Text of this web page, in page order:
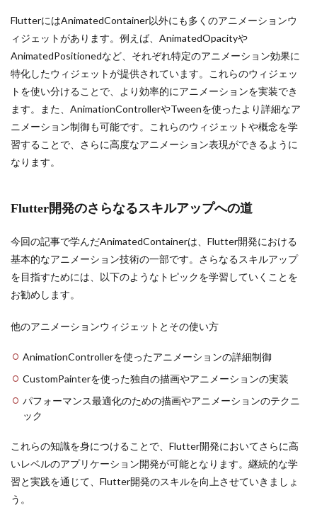
FlutterにはAnimatedContainer以外にも多くのアニメーションウ
ィジェットがあります。例えば、AnimatedOpacityや
AnimatedPositionedなど、それぞれ特定のアニメーション効果に
特化したウィジェットが提供されています。これらのウィジェッ
トを使い分けることで、より効率的にアニメーションを実装でき
ます。また、AnimationControllerやTweenを使ったより詳細なア
ニメーション制御も可能です。これらのウィジェットや概念を学
習することで、さらに高度なアニメーション表現ができるように
なります。
Flutter開発のさらなるスキルアップへの道
今回の記事で学んだAnimatedContainerは、Flutter開発における
基本的なアニメーション技術の一部です。さらなるスキルアップ
を目指すためには、以下のようなトピックを学習していくことを
お勧めします。
他のアニメーションウィジェットとその使い方
AnimationControllerを使ったアニメーションの詳細制御
CustomPainterを使った独自の描画やアニメーションの実装
パフォーマンス最適化のための描画やアニメーションのテクニ
ック
これらの知識を身につけることで、Flutter開発においてさらに高
いレベルのアプリケーション開発が可能となります。継続的な学
習と実践を通じて、Flutter開発のスキルを向上させていきましょ
う。